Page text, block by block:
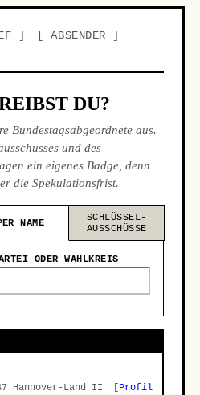
ABSENDER
DU?
Bundestagsabgeordnete aus.
und des
ein eigenes Badge, denn
die Spekulationsfrist.
NAME
SCHLÜSSEL-
AUSSCHÜSSE
ODER WAHLKREIS
Hannover-Land II
[Profil